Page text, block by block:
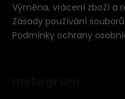
Výměna, vrácení zboží a
Zásady používání
Podmínky ochrany